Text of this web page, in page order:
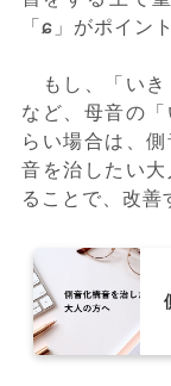
「ɕ」がポイン
もし、「いき
など、母音の
らい場合は、
音を治したい
ることで、改善